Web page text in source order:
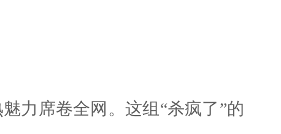
力席卷全网。这组“杀疯了”的